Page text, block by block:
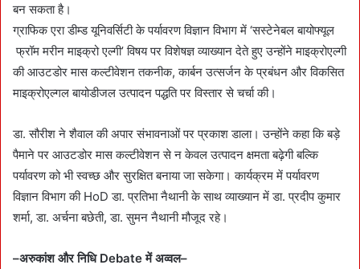
बन सकता है।
ग्राफिक एरा डीम्ड यूनिवर्सिटी के पर्यावरण विज्ञान विभाग में ‘सस्टेनेबल बायोफ्यूल
फ्रॉम मरीन माइक्रो एल्गी’ विषय पर विशेषज्ञ व्याख्यान देते हुए उन्होंने माइक्रोएल्गी
की आउटडोर मास कल्टीवेशन तकनीक, कार्बन उत्सर्जन के प्रबंधन और विकसित
माइक्रोएल्गल बायोडीजल उत्पादन पद्धति पर विस्तार से चर्चा की।
डा. सौरीश ने शैवाल की अपार संभावनाओं पर प्रकाश डाला। उन्होंने कहा कि बड़े
पैमाने पर आउटडोर मास कल्टीवेशन से न केवल उत्पादन क्षमता बढ़ेगी बल्कि
पर्यावरण को भी स्वच्छ और सुरक्षित बनाया जा सकेगा। कार्यक्रम में पर्यावरण
विज्ञान विभाग की HoD डा. प्रतिभा नैथानी के साथ व्याख्यान में डा. प्रदीप कुमार
शर्मा, डा. अर्चना बछेती, डा. सुमन नैथानी मौजूद रहे।
–अरुकांश और निधि Debateमेंअव्वल–